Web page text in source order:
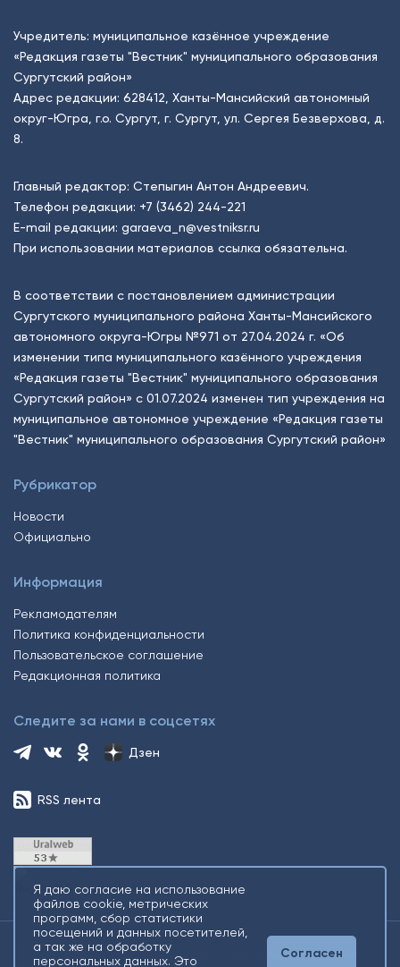
Учредитель: муниципальное казённое учреждение
«Редакция газеты "Вестник" муниципального образования
Сургутский район»
Адрес редакции: 628412, Ханты-Мансийский автономный
округ-Югра, г.о. Сургут, г. Сургут, ул. Сергея Безверхова, д.
8.
Главный редактор: Степыгин Антон Андреевич.
Телефон редакции: +7 (3462) 244-221
E-mail редакции: garaeva_n@vestniksr.ru
При использовании материалов ссылка обязательна.
В соответствии с постановлением администрации
Сургутского муниципального района Ханты-Мансийского
автономного округа-Югры №971 от 27.04.2024 г. «Об
изменении типа муниципального казённого учреждения
«Редакция газеты "Вестник" муниципального образования
Сургутский район» с 01.07.2024 изменен тип учреждения на
муниципальное автономное учреждение «Редакция газеты
"Вестник" муниципального образования Сургутский район»
Рубрикатор
Новости
Официально
Информация
Рекламодателям
Политика конфиденциальности
Пользовательское соглашение
Редакционная политика
Следите за нами в соцсетях
Дзен
RSS лента
2026 © Все права защищены. Сетевое издание Информационное
Я даю согласие на использование
файлов cookie, метрических
программ, сбор статистики
посещений и данных посетителей,
а так же на обработку
персональных данных. Это
Согласен